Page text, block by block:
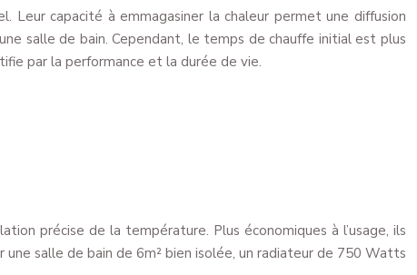
capacité à emmagasiner la chaleur permet une diffusion
salle de bain. Cependant, le temps de chauffe initial est plus
par la performance et la durée de vie.
précise de la température. Plus économiques à l’usage, ils
salle de bain de 6m² bien isolée, un radiateur de 750 Watts